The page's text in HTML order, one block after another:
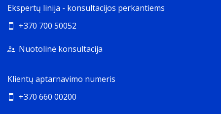
Ekspertų linija - konsultacijos perkantiems
+370 700 50052
Nuotolinė konsultacija
Klientų aptarnavimo numeris
+370 660 00200